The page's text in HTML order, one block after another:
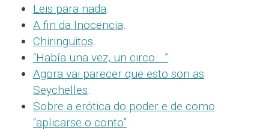
Leis para nada.
A fin da Inocencia.
Chiringuitos.
“Había una vez, un circo….”.
Agora vai parecer que esto son as
Seychelles.
Sobre a erótica do poder e de como
“aplicarse o conto”.